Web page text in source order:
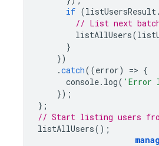
if (listUsersResult.
// List next
listAllUsers(
}
})
.catch((error) => {
console. log( 'Error
});
};
// Start listing users
listAllUsers();